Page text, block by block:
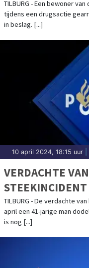
TILBURG - Een bewoner
tijdens een drugsactie
in beslag. [...]
10 april 2024, 18:15 uur
VERDACHTE
TILBURG - De verdachte
april een 41-jarige man
is nog [...]